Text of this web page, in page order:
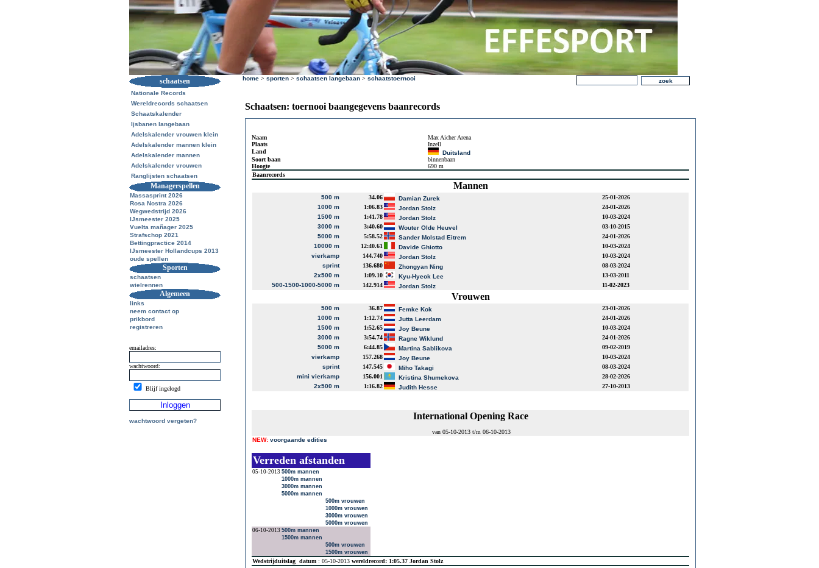
schaatsen
Nationale Records
Wereldrecords schaatsen
Schaatskalender
Ijsbanen langebaan
Adelskalender vrouwen klein
Adelskalender mannen klein
Adelskalender mannen
Adelskalender vrouwen
Ranglijsten schaatsen
Managerspellen
Massasprint 2026
Rosa Nostra 2026
Wegwedstrijd 2026
IJsmeester 2025
Vuelta mañager 2025
Strafschop 2021
Bettingpractice 2014
IJsmeester Hollandcups 2013
oude spellen
Sporten
schaatsen
wielrennen
Algemeen
links
neem contact op
prikbord
registreren
emailadres:
wachtwoord:
Blijf ingelogd
wachtwoord vergeten?
home > sporten > schaatsen langebaan > schaatstoernooi
Schaatsen: toernooi baangegevens baanrecords
Naam
Max Aicher Arena
Plaats
Inzell
Land
Duitsland
Soort baan
binnenbaan
Hoogte
690 m
Baanrecords
Mannen
500 m 34.06 Damian Zurek
25-01-2026
1000 m
1:06.83 Jordan Stolz
24-01-2026
1500 m
1:41.78 Jordan Stolz
10-03-2024
3000 m
3:40.60 Wouter Olde Heuvel
03-10-2015
5000 m
5:58.52 Sander Molstad Eitrem
24-01-2026
10000 m
12:40.61 Davide Ghiotto
10-03-2024
vierkamp
144.740 Jordan Stolz
10-03-2024
sprint
136.680 Zhongyan Ning
08-03-2024
2x500 m
1:09.10 Kyu-Hyeok Lee
13-03-2011
500-1500-1000-5000 m
142.914 Jordan Stolz 11-02-2023
Vrouwen
500 m 36.87 Femke Kok
23-01-2026
1000 m
1:12.74 Jutta Leerdam
24-01-2026
1500 m
1:52.65 Joy Beune
10-03-2024
3000 m
3:54.74 Ragne Wiklund
24-01-2026
5000 m
6:44.85 Martina Sablikova
09-02-2019
vierkamp
157.268 Joy Beune
10-03-2024
sprint
147.545 Miho Takagi
08-03-2024
mini vierkamp
156.001 Kristina Shumekova
28-02-2026
2x500 m
1:16.82 Judith Hesse 27-10-2013
International Opening Race
van 05-10-2013 t/m 06-10-2013
NEW: voorgaande edities
Verreden afstanden
05-10-2013 500m mannen
1000m mannen
3000m mannen
5000m mannen
500m vrouwen
1000m vrouwen
3000m vrouwen
5000m vrouwen
06-10-2013 500m mannen
1500m mannen
500m vrouwen
1500m vrouwen
Wedstrijduitslag datum : 05-10-2013 wereldrecord: 1:05.37 Jordan Stolz